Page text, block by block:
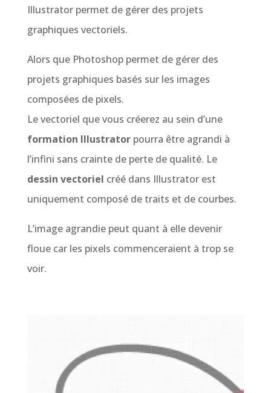
Illustrator permet de gérer des projets
graphiques vectoriels.
Alors que Photoshop permet de gérer des
projets graphiques basés sur les images
composées de pixels.
Le vectoriel que vous créerez au sein d’une
formation Illustratorpourra être agrandi à
l’infini sans crainte de perte de qualité. Le
dessin vectoriel créé dans Illustrator est
uniquement composé de traits et de courbes.
L’image agrandie peut quant à elle devenir
floue car les pixels commenceraient à trop se
voir.